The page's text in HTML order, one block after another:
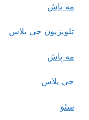
مه پاش
تلویزیون جی پلاس
مه پاش
جی پلاس
سئو